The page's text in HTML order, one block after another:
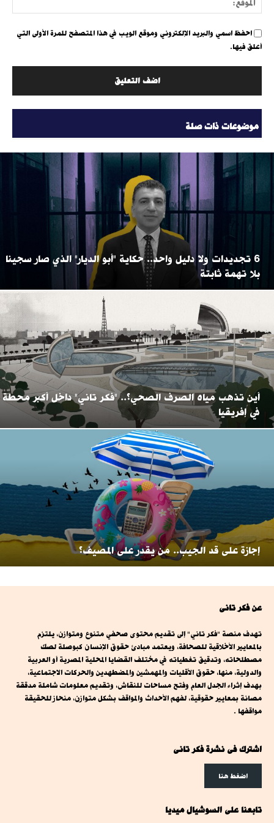
احفظ اسمي والبريد الإلكتروني وموقع الويب في هذا المتصفح للمرة الأولى التي
أعلق فيها.
موضوعات ذات صلة
6 تجديدات ولا دليل واحد.. حكاية "أبو الديار" الذي صار سجينا
بلا تهمة ثابتة
أين تذهب مياه الصرف الصحي؟.. "فكر تاني" داخل أكبر محطة
في إفريقيا
إجازة على قد الجيب.. من يقدر على المصيف؟
عن فكر تانى
تهدف منصة "فكر تاني" إلى تقديم محتوى صحفي متنوع ومتوازن، يلتزم
بالمعايير الأخلاقية للصحافة، ويعتمد مبادئ حقوق الإنسان كبوصلة لصك
مصطلحاته، وتدقيق تغطياته في مختلف القضايا المحلية المصرية أو العربية
والدولية، منها، حقوق الأقليات والمهمشين والمضطهدين والحركات الاجتماعية،
بهدف إثراء الجدل العام وفتح مساحات للنقاش، وتقديم معلومات شاملة مدققة
مصانة بمعايير حقوقية، لفهم الأحداث والمواقف بشكل متوازن، منحاز للحقيقة
مواقفها .
اشترك فى نشرة فكر تانى
اضغط هنا
تابعنا على السوشيال ميديا